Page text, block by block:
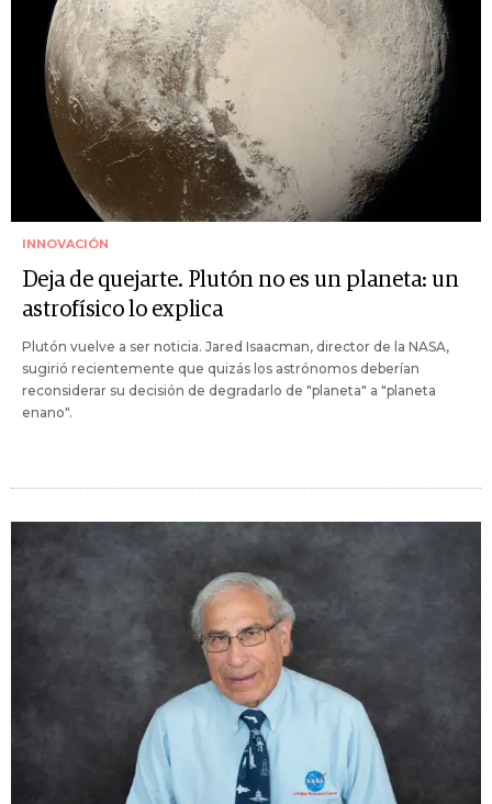
INNOVACIÓN
Deja de quejarte. Plutón no es un planeta: un
astrofísico lo explica
Plutón vuelve a ser noticia. Jared Isaacman, director de la NASA,
sugirió recientemente que quizás los astrónomos deberían
reconsiderar su decisión de degradarlo de "planeta" a "planeta
enano".